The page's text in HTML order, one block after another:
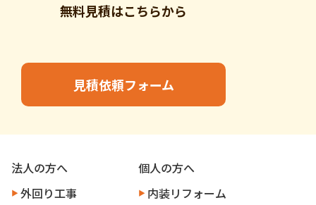
無料見積はこちらから
見積依頼フォーム
法人の方へ
外回り工事
個人の方へ
内装リフォーム